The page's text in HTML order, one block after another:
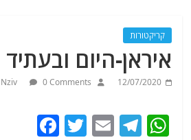
קריקטורות
איראן-היום
12/07/2020
Nziv 0 Comments
W
T
E
T